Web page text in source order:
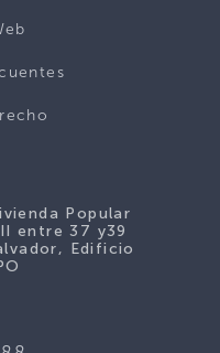
Popular
entre 37 y39
Edificio